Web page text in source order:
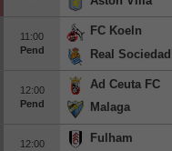
11:00
Pend
FC Koeln
Real Sociedad
12:00
Pend
Ad Ceuta FC
Malaga
12:00
Fulham
Europa League
Supercopa Europa
Partidos amistosos
Partidos televisados
Baloncesto